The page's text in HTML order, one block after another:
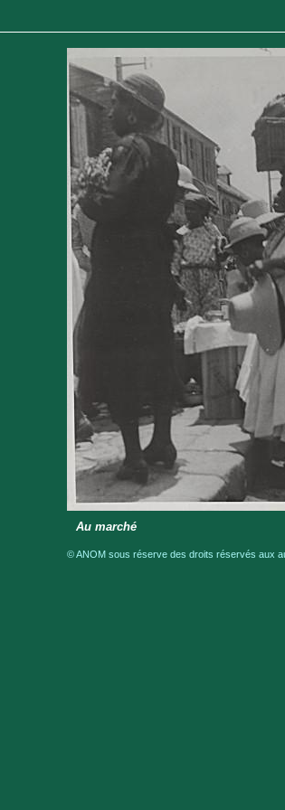
Au marché
© ANOM sous réserve des droits réservés aux